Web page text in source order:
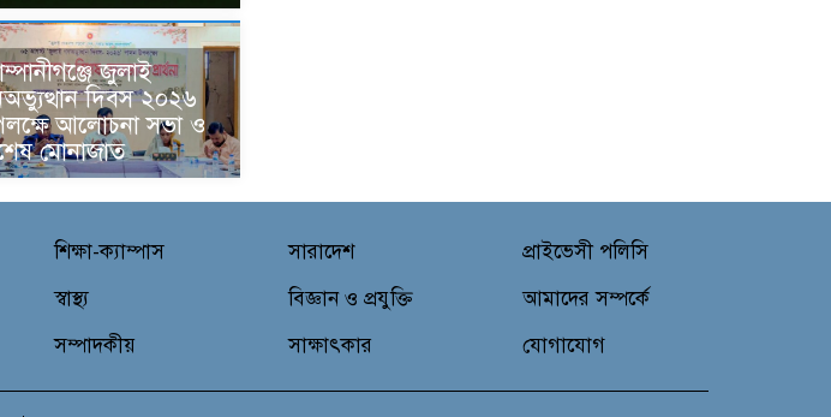
জুলাই
দিবস ২০২৬
আলোচনা সভা ও
মোনাজাত
শিক্ষা-ক্যাম্পাস
স্বাস্থ্য
সম্পাদকীয়
সারাদেশ
বিজ্ঞান ও প্রযুক্তি
সাক্ষাৎকার
প্রাইভেসী পলিসি
আমাদের সম্পর্কে
যোগাযোগ